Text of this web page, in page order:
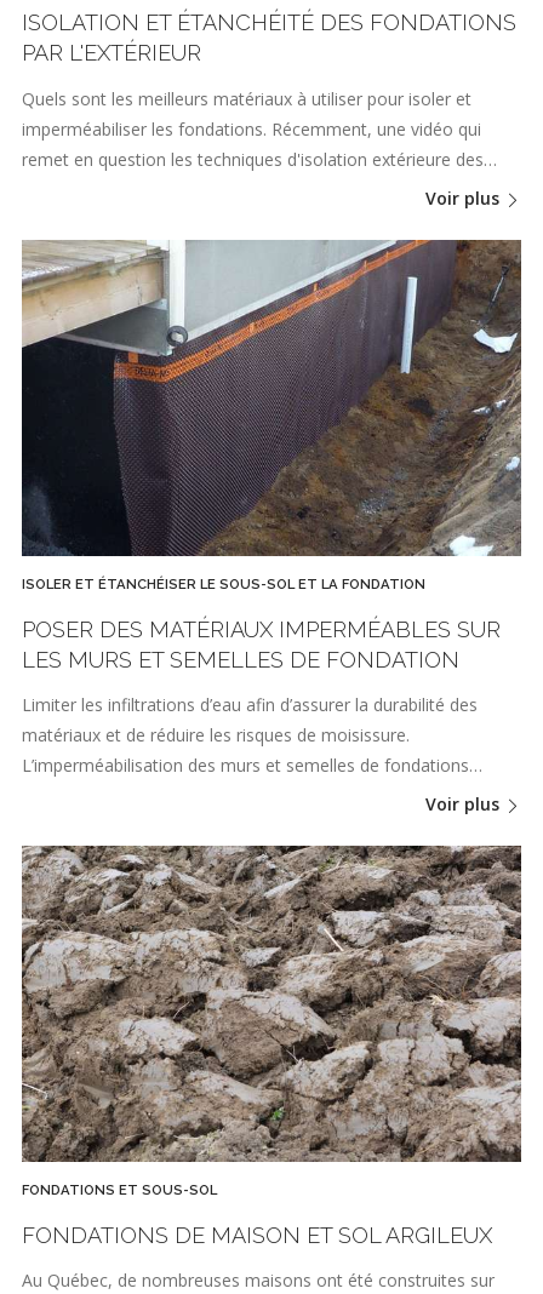
ISOLATION ET ÉTANCHÉITÉ DES FONDATIONS
PAR L'EXTÉRIEUR
Quels sont les meilleurs matériaux à utiliser pour isoler et
imperméabiliser les fondations. Récemment, une vidéo qui
remet en question les techniques d'isolation extérieure des…
Voir plus
ISOLER ET ÉTANCHÉISER LE SOUS-SOL ET LA FONDATION
POSER DES MATÉRIAUX IMPERMÉABLES SUR
LES MURS ET SEMELLES DE FONDATION
Limiter les infiltrations d’eau afin d’assurer la durabilité des
matériaux et de réduire les risques de moisissure.
L’imperméabilisation des murs et semelles de fondations…
Voir plus
FONDATIONS ET SOUS-SOL
FONDATIONS DE MAISON ET SOL ARGILEUX
Au Québec, de nombreuses maisons ont été construites sur